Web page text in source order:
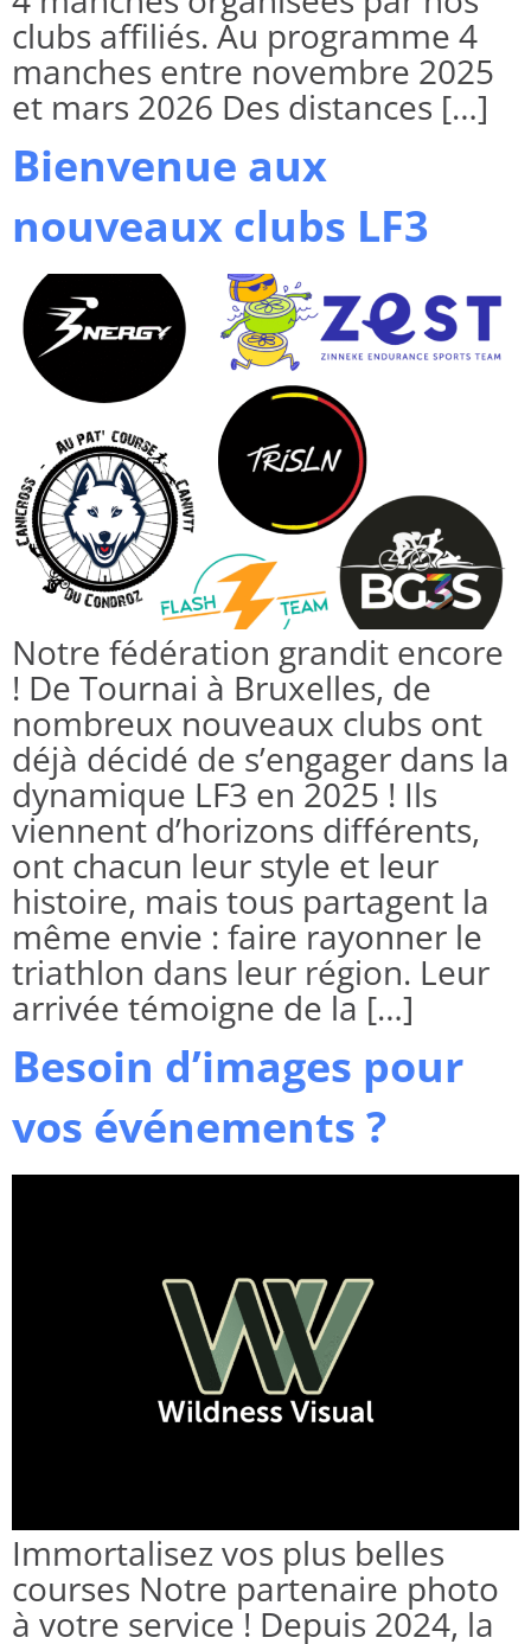
clubs affiliés. Au programme 4
manches entre novembre 2025
et mars 2026 Des distances […]
Bienvenue aux
nouveaux clubs LF3
Notre fédération grandit encore
! De Tournai à Bruxelles, de
nombreux nouveaux clubs ont
déjà décidé de s’engager dans la
dynamique LF3 en 2025 ! Ils
viennent d’horizons différents,
ont chacun leur style et leur
histoire, mais tous partagent la
même envie : faire rayonner le
triathlon dans leur région. Leur
arrivée témoigne de la […]
Besoin d’images pour
vos événements ?
Immortalisez vos plus belles
courses Notre partenaire photo
à votre service ! Depuis 2024, la